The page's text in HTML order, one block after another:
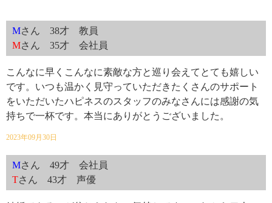
Mさん 38才 教員
Mさん 35才 会社員
こんなに早くこんなに素敵な方と巡り会えてとても嬉しい
です。いつも温かく見守っていただきたくさんのサポート
をいただいたハピネスのスタッフのみなさんには感謝の気
持ちで一杯です。本当にありがとうございました。
2023年09月30日
Mさん 49才 会社員
Tさん 43才 声優